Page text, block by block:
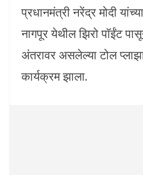
प्रधानमंत्री नरेंद्र मोदी
नागपूर येथील झिरो पॉईंट
अंतरावर असलेल्या टोल
कार्यक्रम झाला.